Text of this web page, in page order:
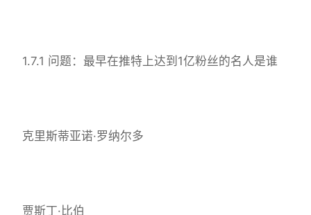
1.7.1 问题：最早在推特上达到1亿粉丝的名人是谁
克里斯蒂亚诺·罗纳尔多
贾斯丁·比伯